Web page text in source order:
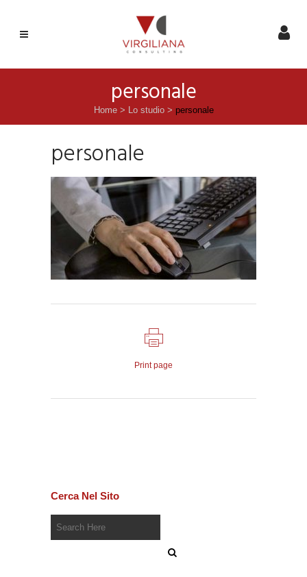
personale
Home> Lo studio> personale
personale
Print page
Cerca Nel Sito